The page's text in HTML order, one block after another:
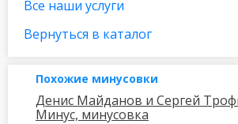
Все наши услуги
Вернуться в каталог
Похожие минусовки
Денис Майданов и Сергей
Минус, минусовка